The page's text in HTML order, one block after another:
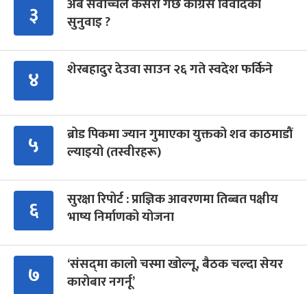
३
अब सर्वोच्चले कसरी गर्छ कांग्रेस विवादको
सुनुवाइ ?
४ शेरबहादुर देउवा साउन २६ गते स्वदेश फर्किने
५
ब्रोड पिकमा ज्यान गुमाएका युक्तको शव काठमाडौं
ल्याइयो (तस्वीरहरू)
६
सुरक्षा रिपोर्ट : प्राज्ञिक आवरणमा तिब्बत पक्षीय
भाष्य निर्माणको योजना
७
‘संसद्‍मा कालो चस्मा खोल्नू, बैठक चल्दा सेयर
कारोबार नगर्नू’